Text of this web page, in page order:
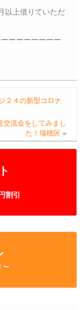
割引
〜
以上借りていただ
ーーーーーーー
２４の新型コロナ
交流会をしてみまし
た！瑞穂区 »